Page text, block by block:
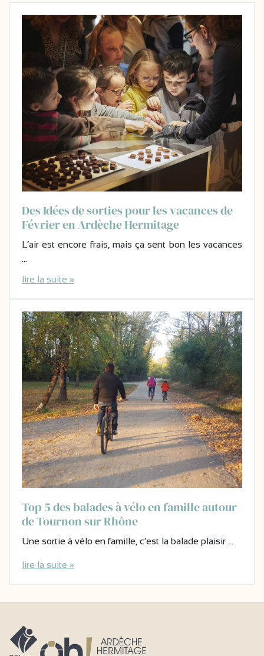
Des Idées de sorties pour les vacances de
Février en Ardèche Hermitage
L’air est encore frais, mais ça sent bon les vacances
…
lire la suite »
Top 5 des balades à vélo en famille autour
de Tournon sur Rhône
Une sortie à vélo en famille, c’est la balade plaisir …
lire la suite »